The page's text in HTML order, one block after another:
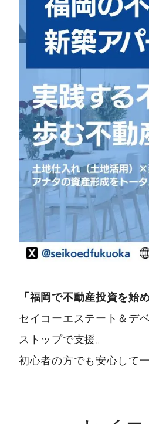
「福岡で不動産投資を始
セイコーエステート＆デ
ストップで支援。
初心者の方でも安心して